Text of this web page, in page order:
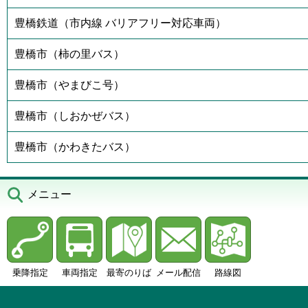
豊橋鉄道（市内線 バリアフリー対応車両）
豊橋市（柿の里バス）
豊橋市（やまびこ号）
豊橋市（しおかぜバス）
豊橋市（かわきたバス）
メニュー
乗降指定 車両指定 最寄のりば メール配信 路線図